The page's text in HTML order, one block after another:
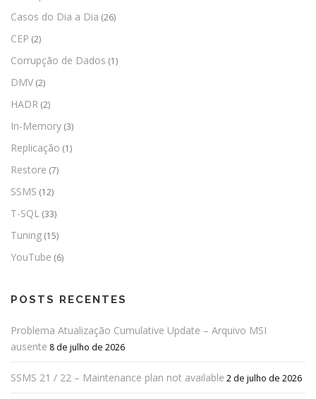
Casos do Dia a Dia (26)
CEP (2)
Corrupção de Dados (1)
DMV (2)
HADR (2)
In-Memory (3)
Replicação (1)
Restore (7)
SSMS (12)
T-SQL (33)
Tuning (15)
YouTube (6)
POSTS RECENTES
Problema Atualização Cumulative Update – Arquivo MSI
ausente 8 de julho de 2026
SSMS 21 / 22 – Maintenance plan not available 2 de julho de 2026